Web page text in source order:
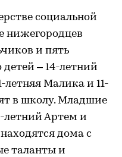
социальной
нижегородцев
и пять
– 14-летний
летняя Малика и 11-
в школу. Младшие
летний Артем и
дома с
таланты и